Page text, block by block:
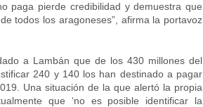
paga pierde credibilidad y demuestra que
todos los aragoneses”, afirma la portavoz
a Lambán que de los 430 millones del
240 y 140 los han destinado a pagar
Una situación de la que alertó la propia
que ‘no es posible identificar la